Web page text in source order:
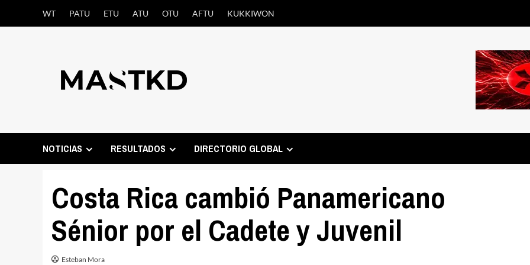
WT PATU ETU ATU OTU AFTU KUKKIWON
NOTICIAS RESULTADOS DIRECTORIO GLOBAL
Costa Rica cambió Panamericano
Sénior por el Cadete y Juvenil
Esteban Mora